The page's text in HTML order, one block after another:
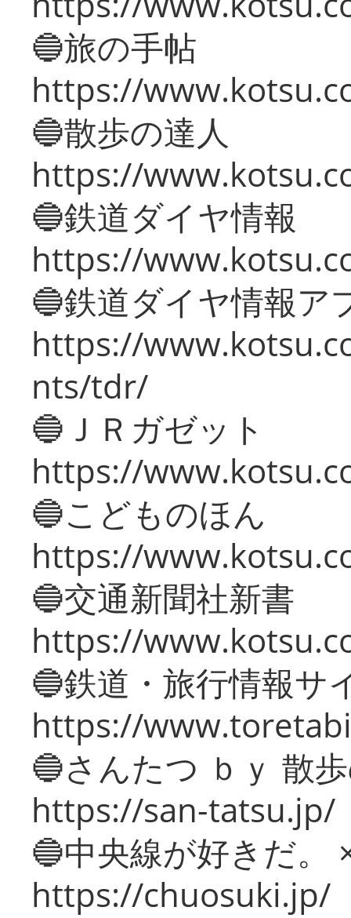
🔵旅の手帖
https://
🔵散歩の達人
https://
🔵鉄道ダイヤ情報
https://
🔵鉄道ダイヤ情報ア
https://
nts/tdr/
🔵ＪＲガゼット
https://
🔵こどものほん
https://
🔵交通新聞社新書
https://
🔵鉄道・旅行情報サ
https://
🔵さんたつ ｂｙ 散
https://san-tatsu.jp/
🔵中央線が好きだ。
https://chuosuki.jp/